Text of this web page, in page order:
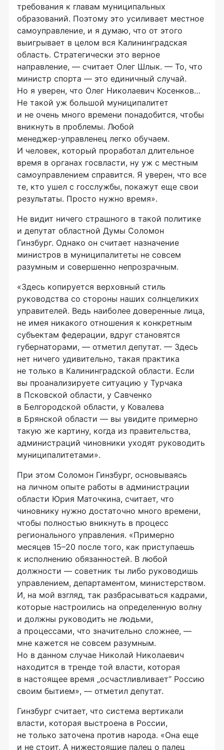
требования к главам муниципальных
образований. Поэтому это усиливает местное
самоуправление, и я думаю, что от этого
выигрывает в целом вся Калининградская
область. Стратегически это верное
направление, — считает Олег Шлык. — То, что
министр спорта — это единичный случай.
Но я уверен, что Олег Николаевич Косенков…
Не такой уж большой муниципалитет
и не очень много времени понадобится, чтобы
вникнуть в проблемы. Любой
менеджер-управленец легко обучаем.
И человек, который проработал длительное
время в органах госвласти, ну уж с местным
самоуправлением справится. Я уверен, что все
те, кто ушел с госслужбы, покажут еще свои
результаты. Просто нужно время».
Не видит ничего страшного в такой политике
и депутат областной Думы Соломон
Гинзбург. Однако он считает назначение
министров в муниципалитеты не совсем
разумным и совершенно непрозрачным.
«Здесь копируется верховный стиль
руководства со стороны наших солнцеликих
управителей. Ведь наиболее доверенные лица,
не имея никакого отношения к конкретным
субъектам федерации, вдруг становятся
губернаторами, — отметил депутат. — Здесь
нет ничего удивительно, такая практика
не только в Калининградской области. Если
вы проанализируете ситуацию у Турчака
в Псковской области, у Савченко
в Белгородской области, у Ковалева
в Брянской области — вы увидите примерно
такую же картину, когда из правительства,
администраций чиновники уходят руководить
муниципалитетами».
При этом Соломон Гинзбург, основываясь
на личном опыте работы в администрации
области Юрия Маточкина, считает, что
чиновнику нужно достаточно много времени,
чтобы полностью вникнуть в процесс
регионального управления. «Примерно
месяцев 15–20 после того, как приступаешь
к исполнению обязанностей. В любой
должности — советник ты либо руководишь
управлением, департаментом, министерством.
И, на мой взгляд, так разбрасываться кадрами,
которые настроились на определенную волну
и должны руководить не людьми,
а процессами, что значительно сложнее, —
мне кажется не совсем разумным.
Но в данном случае Николай Николаевич
находится в тренде той власти, которая
в настоящее время „осчастливливает“ Россию
своим бытием», — отметил депутат.
Гинзбург считает, что система вертикали
власти, которая выстроена в России,
не только заточена против народа. «Она еще
и не стоит. А нижестоящие палец о палец